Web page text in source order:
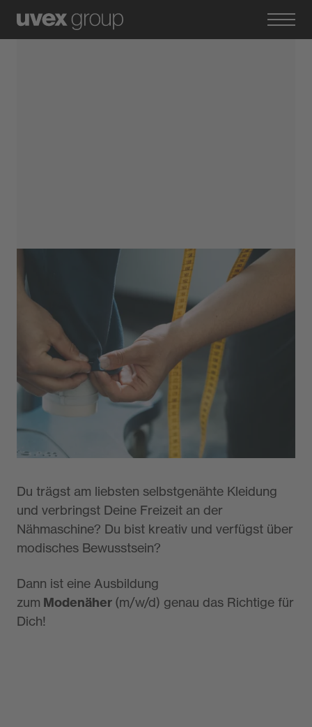
Standort Neuensalz
Textil- und Modenäher​
(m/w/d)
Details zur Ausbildung
Du trägst am liebsten selbstgenähte Kleidung
und verbringst Deine Freizeit an der
Nähmaschine? Du bist kreativ und verfügst über
modisches Bewusstsein?
Dann ist eine Ausbildung
zum Modenäher (m/w/d) genau das Richtige für
Dich!